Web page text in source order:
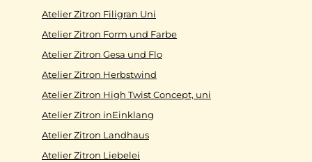
Atelier Zitron Filigran Uni
Atelier Zitron Form und Farbe
Atelier Zitron Gesa und Flo
Atelier Zitron Herbstwind
Atelier Zitron High Twist Concept, uni
Atelier Zitron inEinklang
Atelier Zitron Landhaus
Atelier Zitron Liebelei